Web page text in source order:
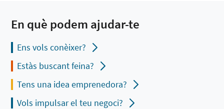
En què podem ajudar-te
Ens vols conèixer?
Estàs buscant feina?
Tens una idea emprenedora?
Vols impulsar el teu negoci?